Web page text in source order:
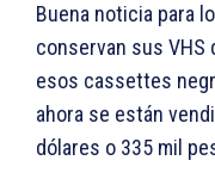
Buena noticia para
conservan sus VHS
esos cassettes
ahora se están
dólares o 335 mil